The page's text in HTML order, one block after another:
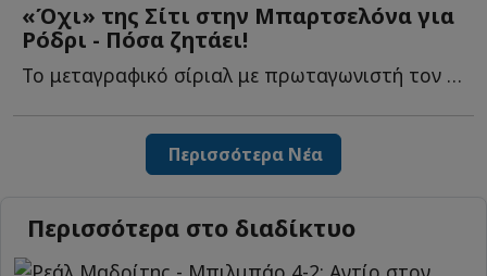
«Όχι» της Σίτι στην Μπαρτσελόνα για
Ρόδρι - Πόσα ζητάει!
Το μεταγραφικό σίριαλ με πρωταγωνιστή τον Ρόδρι φαίνεται π...
Περισσότερα Νέα
Περισσότερα στο διαδίκτυο